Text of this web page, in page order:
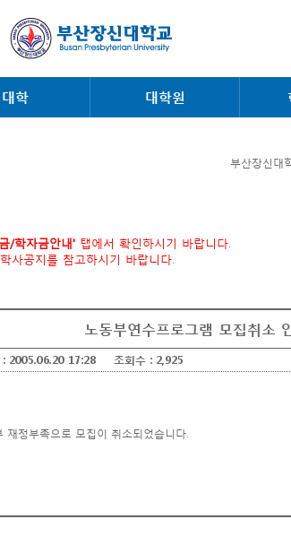
대학 대학원
부산장신대
/학자금안내' 탭에서 확인하시기 바랍니다.
사공지를 참고하시기 바랍니다.
노동부연수프로그램 모집취소
: 2005.06.20 17:28 조회수 : 2,925
재정부족으로 모집이 취소되었습니다.